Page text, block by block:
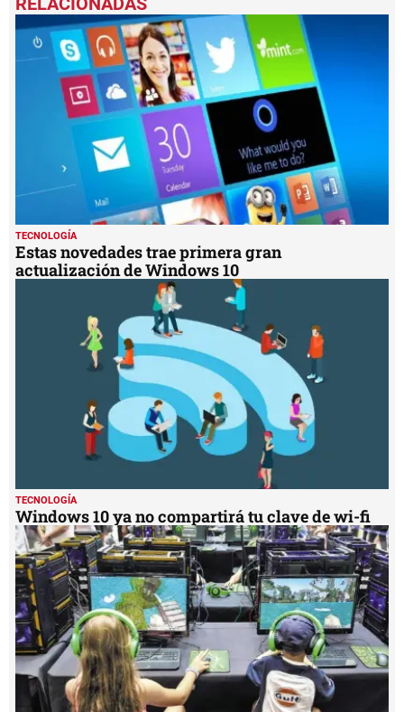
of
minute,
seconds
TECNOLOGÍA
Estas novedades trae primera gran
actualización de Windows 10
TECNOLOGÍA
Windows 10 ya no compartirá tu clave de wi-fi